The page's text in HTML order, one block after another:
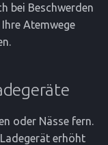
bei Beschwerden
Atemwege
oder Nässe fern.
erhöht